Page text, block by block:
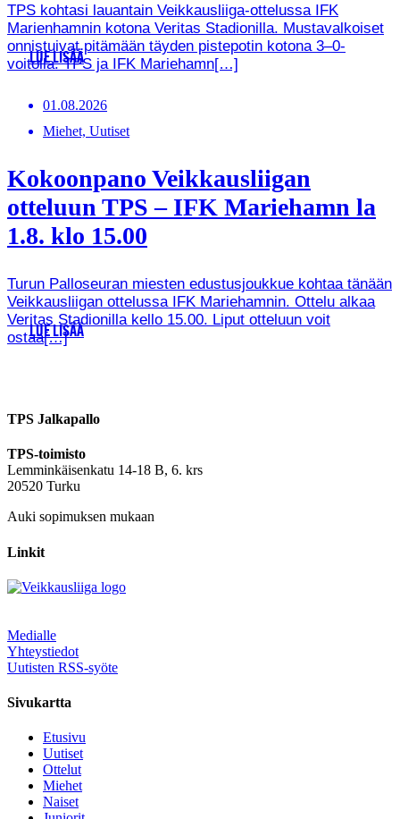
TPS kohtasi lauantain Veikkausliiga-ottelussa IFK
Marienhamnin kotona Veritas Stadionilla. Mustavalkoiset
onnistuivat pitämään täyden pistepotin kotona 3–0-
voitolla. TPS ja IFK Mariehamn[…]
LUE LISÄÄ
01.08.2026
Miehet, Uutiset
Kokoonpano Veikkausliigan
otteluun TPS – IFK Mariehamn la
1.8. klo 15.00
Turun Palloseuran miesten edustusjoukkue kohtaa tänään
Veikkausliigan ottelussa IFK Mariehamnin. Ottelu alkaa
Veritas Stadionilla kello 15.00. Liput otteluun voit
ostaa[…]
LUE LISÄÄ
TPS Jalkapallo
TPS-toimisto
Lemminkäisenkatu 14-18 B, 6. krs
20520 Turku
Auki sopimuksen mukaan
Linkit
Medialle
Yhteystiedot
Uutisten RSS-syöte
Sivukartta
Etusivu
Uutiset
Ottelut
Miehet
Naiset